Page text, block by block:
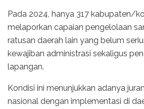
Pada 2024, hanya 317 kabupaten/
melaporkan capaian pengelolaan
ratusan daerah lain yang belum
kewajiban administrasi sekaligus
lapangan.
Kondisi ini menunjukkan adanya
nasional dengan implementasi di